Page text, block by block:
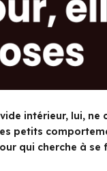
intérieur, lui, ne
petits
qui cherche à se